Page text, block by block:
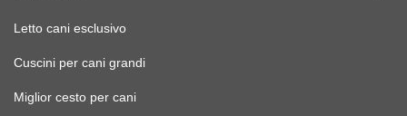
Letto cani esclusivo
Cuscini per cani grandi
Miglior cesto per cani